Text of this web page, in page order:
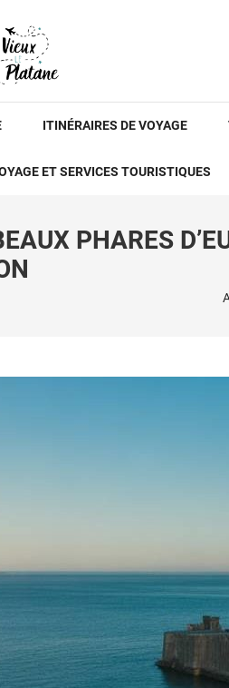
PLATANE
ITINÉRAIRES DE VOYAGE
ET SERVICES TOURISTIQUES
PHARES